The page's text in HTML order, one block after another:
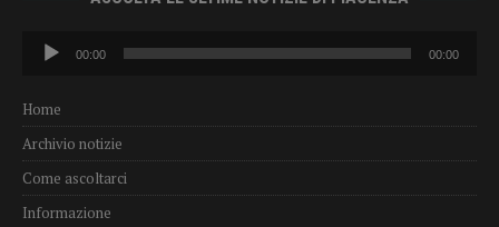
Audio
Player
00:00 00:00
Home
Archivio notizie
Come ascoltarci
Informazione